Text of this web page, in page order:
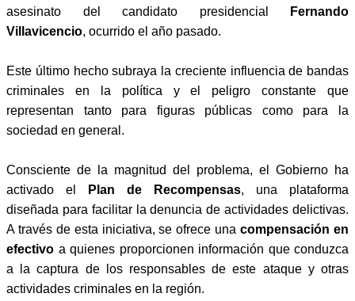
asesinato del candidato presidencial
Fernando
Villavicencio, ocurrido el año pasado.
Este último hecho subraya la creciente influencia de bandas
criminales en la política y el peligro constante que
representan tanto para figuras públicas como para la
sociedad en general.
Consciente de la magnitud del problema, el Gobierno ha
activado el
Plan de Recompensas, una plataforma
diseñada para facilitar la denuncia de actividades delictivas.
A través de esta iniciativa, se ofrece unacompensación en
efectivo a quienes proporcionen información que conduzca
a la captura de los responsables de este ataque y otras
actividades criminales en la región.